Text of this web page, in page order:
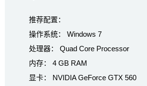
推荐配置：
操作系统： Windows 7
处理器： Quad Core Processor
内存： 4 GB RAM
显卡： NVIDIA GeForce GTX 560